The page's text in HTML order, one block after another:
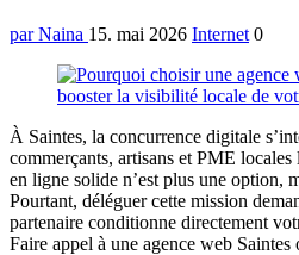
par Naina 15. mai 2026 Internet 0
À Saintes, la concurrence digitale
commerçants, artisans et PME
en ligne solide n’est plus une option,
Pourtant, déléguer cette mission
partenaire conditionne directement
Faire appel à une agence web Saintes